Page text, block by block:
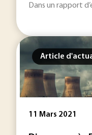
Dans un rapport
Article
11 Mars 2021